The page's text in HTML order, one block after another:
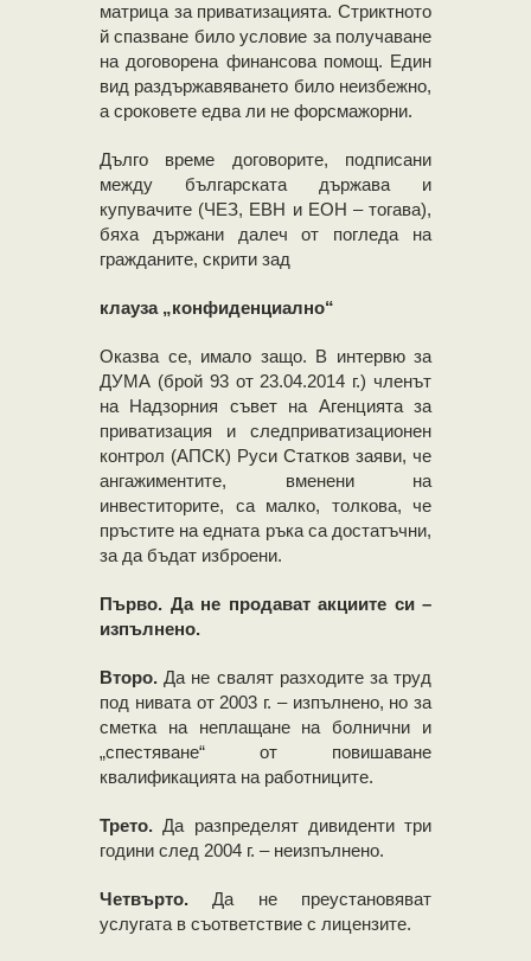
матрица за приватизацията. Стриктното
й спазване било условие за получаване
на договорена финансова помощ. Един
вид раздържавяването било неизбежно,
а сроковете едва ли не форсмажорни.
Дълго време договорите, подписани
между българската държава и
купувачите (ЧЕЗ, ЕВН и ЕОН – тогава),
бяха държани далеч от погледа на
гражданите, скрити зад
клауза „конфиденциално“
Оказва се, имало защо. В интервю за
ДУМА (брой 93 от 23.04.2014 г.) членът
на Надзорния съвет на Агенцията за
приватизация и следприватизационен
контрол (АПСК) Руси Статков заяви, че
ангажиментите, вменени на
инвеститорите, са малко, толкова, че
пръстите на едната ръка са достатъчни,
за да бъдат изброени.
Първо. Да не продават акциите си –
изпълнено.
Второ. Да не свалят разходите за труд
под нивата от 2003 г. – изпълнено, но за
сметка на неплащане на болнични и
„спестяване“ от повишаване
квалификацията на работниците.
Трето. Да разпределят дивиденти три
години след 2004 г. – неизпълнено.
Четвърто. Да не преустановяват
услугата в съответствие с лицензите.